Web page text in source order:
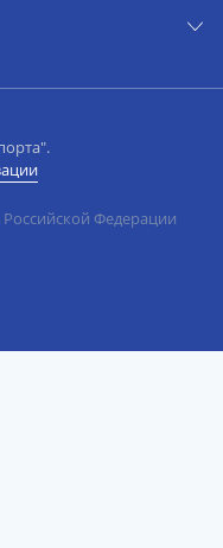
Федерации